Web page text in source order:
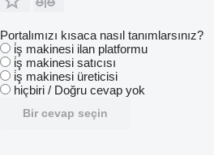
Portalımızı kısaca nasıl tanımlarsınız?
i̇ş makinesi ilan platformu
i̇ş makinesi satıcısı
i̇ş makinesi üreticisi
hiçbiri / Doğru cevap yok
Bir cevap seçin